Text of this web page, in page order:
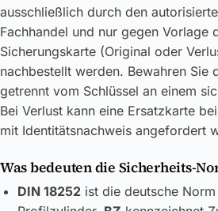
ausschließlich durch den
Fachhandel und nur gegen Vorlage
Sicherungskarte (Original oder
nachbestellt werden. Bewahren Sie
getrennt vom Schlüssel an einem
Bei Verlust kann eine Ersatzkarte
mit Identitätsnachweis angefordert
Was bedeuten die Sicherheits-
DIN 18252ist die deutsche